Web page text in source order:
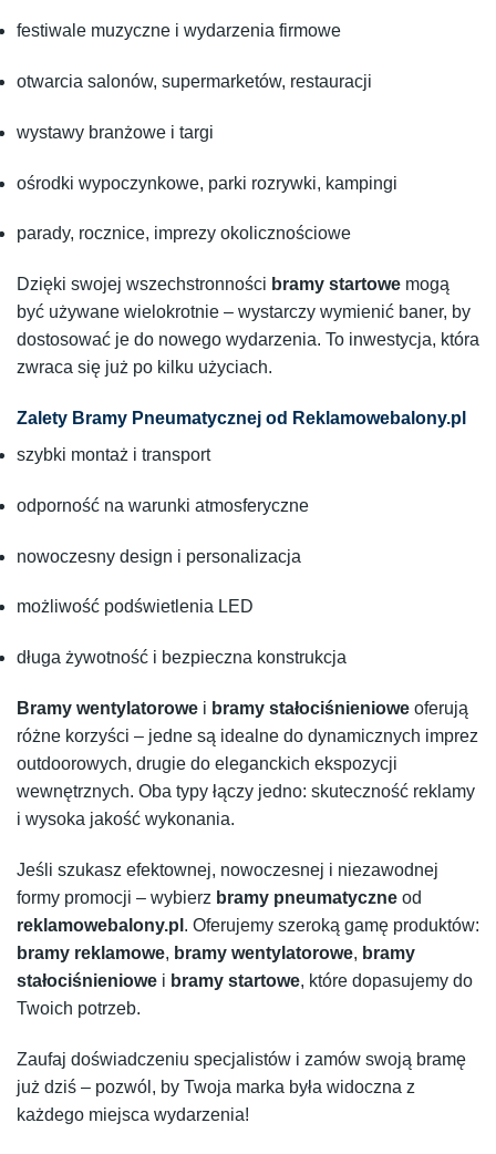
festiwale muzyczne i wydarzenia firmowe
otwarcia salonów, supermarketów, restauracji
wystawy branżowe i targi
ośrodki wypoczynkowe, parki rozrywki, kampingi
parady, rocznice, imprezy okolicznościowe
Dzięki swojej wszechstronności bramy startowe mogą
być używane wielokrotnie – wystarczy wymienić baner, by
dostosować je do nowego wydarzenia. To inwestycja, która
zwraca się już po kilku użyciach.
Zalety Bramy Pneumatycznej od Reklamowebalony.pl
szybki montaż i transport
odporność na warunki atmosferyczne
nowoczesny design i personalizacja
możliwość podświetlenia LED
długa żywotność i bezpieczna konstrukcja
Bramy wentylatorowe i bramy stałociśnieniowe oferują
różne korzyści – jedne są idealne do dynamicznych imprez
outdoorowych, drugie do eleganckich ekspozycji
wewnętrznych. Oba typy łączy jedno: skuteczność reklamy
i wysoka jakość wykonania.
Jeśli szukasz efektownej, nowoczesnej i niezawodnej
formy promocji – wybierz bramy pneumatyczne od
reklamowebalony.pl . Oferujemy szeroką gamę produktów:
bramy reklamowe, bramy wentylatorowe, bramy
stałociśnieniowe i bramy startowe, które dopasujemy do
Twoich potrzeb.
Zaufaj doświadczeniu specjalistów i zamów swoją bramę
już dziś – pozwól, by Twoja marka była widoczna z
każdego miejsca wydarzenia!